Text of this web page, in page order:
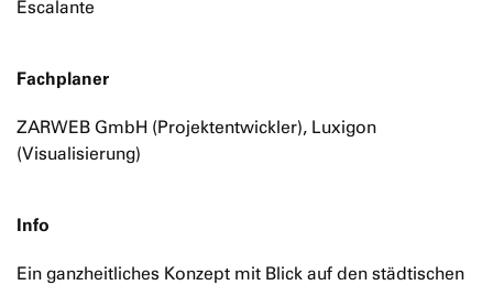
Escalante
Fachplaner
ZARWEB GmbH (Projektentwickler), Luxigon
(Visualisierung)
Info
Ein ganzheitliches Konzept mit Blick auf den städtischen